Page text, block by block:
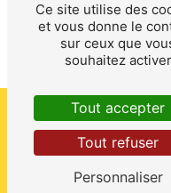
-
Mentions légales
Ce site utilise des
et vous donne le
sur ceux que
souhaitez activer
Tout accepter
Tout refuser
Personnaliser